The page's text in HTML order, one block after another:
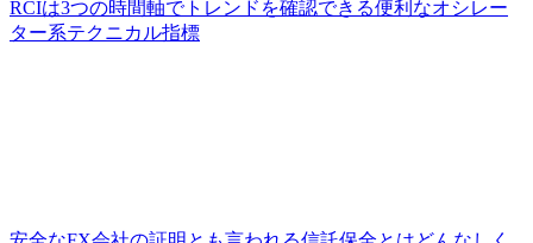
RCIは3つの時間軸でトレンドを確認できる便利なオシレー
ター系テクニカル指標